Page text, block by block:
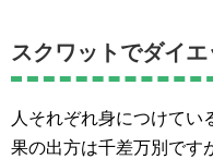
スクワットでダイエ
人それぞれ身につけてい
果の出方は千差万別です